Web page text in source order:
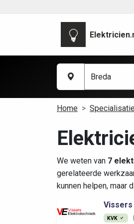
Home
We weten van 7
gerelateerde
kunnen helpen, maar
KVK